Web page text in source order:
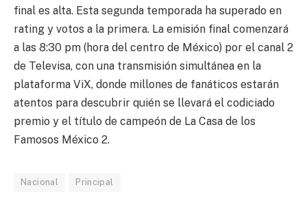
final es alta. Esta segunda temporada ha superado en
rating y votos a la primera. La emisión final comenzará
a las 8:30 pm (hora del centro de México) por el canal 2
de Televisa, con una transmisión simultánea en la
plataforma ViX, donde millones de fanáticos estarán
atentos para descubrir quién se llevará el codiciado
premio y el título de campeón de La Casa de los
Famosos México 2.
Nacional Principal